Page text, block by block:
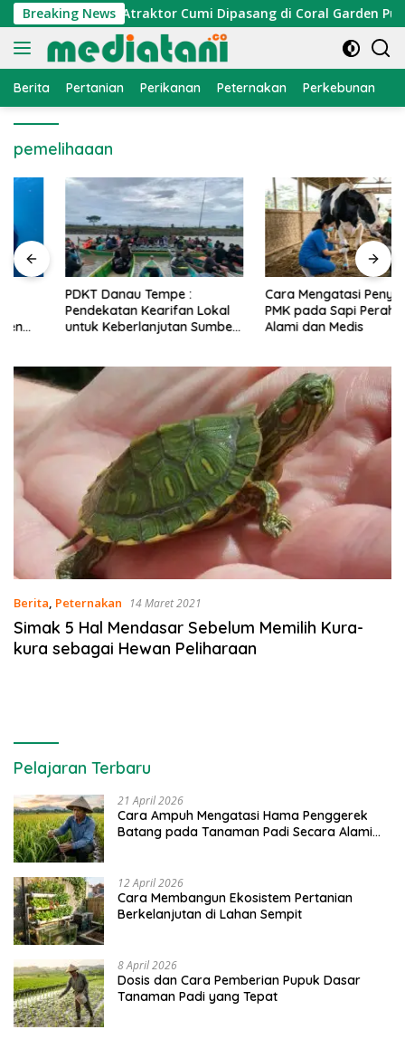
Langsung
ke
konten
Breaking News
Nelayan, Atraktor Cumi Dipasang di Coral Garden Pulau
Berita Pertanian Perikanan Peternakan Perkebunan
pemelihaaan
PDKT Danau Tempe :
Pendekatan Kearifan Lokal
untuk Keberlanjutan Sumber
Cara Mengatasi Penyakit
PMK pada Sapi Perah Secara
Alami dan Medis
Berita, Peternakan 14 Maret 2021
Simak 5 Hal Mendasar Sebelum Memilih Kura-
kura sebagai Hewan Peliharaan
Pelajaran Terbaru
21 April 2026
Cara Ampuh Mengatasi Hama Penggerek
Batang pada Tanaman Padi Secara Alami
12 April 2026
Cara Membangun Ekosistem Pertanian
Berkelanjutan di Lahan Sempit
8 April 2026
Dosis dan Cara Pemberian Pupuk Dasar
Tanaman Padi yang Tepat